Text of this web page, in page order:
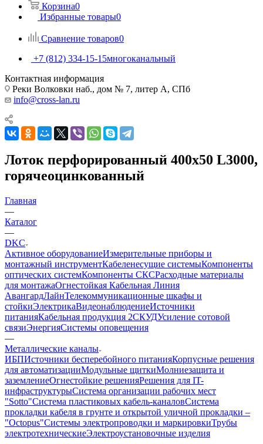
Корзина0
Избранные товары0
Сравнение товаров0
+7 (812) 334-15-15многоканальный
Контактная информация
Реки Волковки наб., дом № 7, литер А, СПб
info@cross-lan.ru
Лоток перфорированный 400х50 L3000,
горячеоцинкованный
Главная
—
Каталог
—
DKC
Активное оборудованиеИзмерительные приборы и
монтажный инструментКабеленесущие системыКомпоненты
оптических системКомпоненты СКСРасходные материалы
для монтажаОгнестойкая Кабельная Линия
АвангардЛайнТелекоммуникационные шкафы и
стойкиЭлектрикаВидеонаблюдениеИсточники
питанияКабельная продукция 2СКУДУсиление сотовой
связиЭнергияСистемы оповещения
—
Металлические каналы
ИБПИсточники бесперебойного питанияКорпусные решения
для автоматизацииМодульные щиткиМолниезащита и
заземлениеОгнестойкие решенияРешения для IT-
инфраструктурыСистема организации рабочих мест
"Sotto"Система пластиковых кабель-каналовСистема
прокладки кабеля в грунте и открытой уличной прокладки –
"Octopus"Системы электропроводки и маркировкиТрубы
электротехническиеЭлектроустановочные изделия